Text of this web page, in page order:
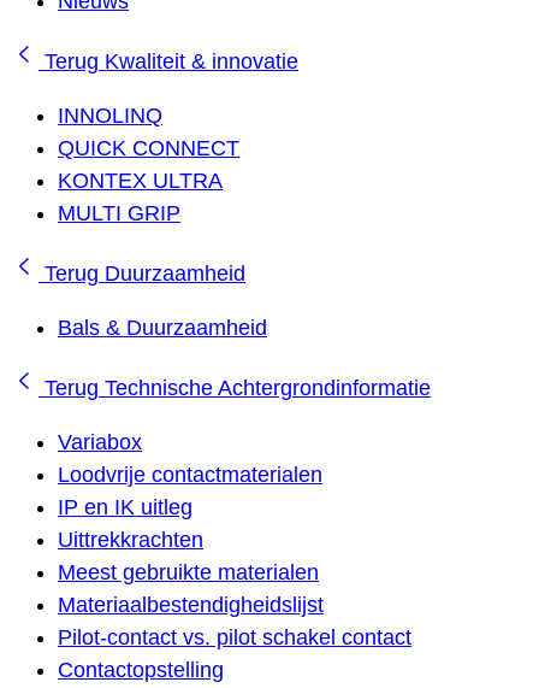
Terug Kwaliteit & innovatie
INNOLINQ
QUICK CONNECT
KONTEX ULTRA
MULTI GRIP
Terug Duurzaamheid
Bals & Duurzaamheid
Terug Technische Achtergrondinformatie
Variabox
Loodvrije contactmaterialen
IP en IK uitleg
Uittrekkrachten
Meest gebruikte materialen
Materiaalbestendigheidslijst
Pilot-contact vs. pilot schakel contact
Contactopstelling